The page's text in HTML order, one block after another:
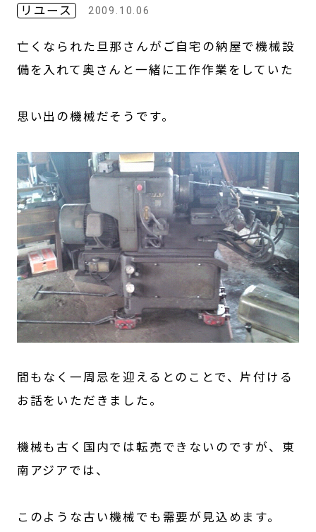
リユース 2009.10.06
亡くなられた旦那さんがご自宅の納屋で機械設
備を入れて奥さんと一緒に工作作業をしていた
思い出の機械だそうです。
間もなく一周忌を迎えるとのことで、片付ける
お話をいただきました。
機械も古く国内では転売できないのですが、東
南アジアでは、
このような古い機械でも需要が見込めます。